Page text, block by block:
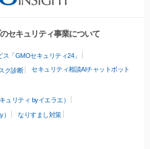
セキュリティ事業について
「GMOセキュリティ24」
ク診断 セキュリティ相談AIチャットボット
ュリティ byイエラエ）
なりすまし対策